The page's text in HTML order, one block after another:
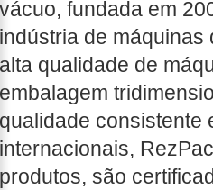
vácuo, fundada em
indústria de
alta qualidade de
embalagem
qualidade consistente
internacionais,
produtos, são